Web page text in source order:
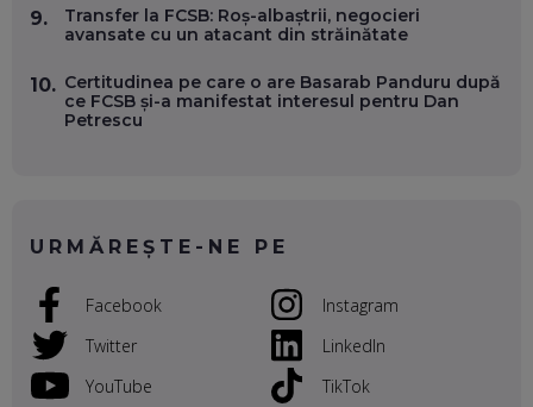
EP. 54
VALENTIN VANCEA, CEO AL PATRIA BANK: AUTOMATIZĂM
PROCESE, DAR CE FACEM CÂND PICĂ BAZA DE DATE, LA
INSTITUȚIILE STATULUI?
EP. 53
EP. 52
ROBERT GRAUR, FOMO: SPEAKERUL PE SCENĂ, INVITATUL
ÎN SALĂ, DAR ÎNVĂȚĂM UNII DE LA CEILALȚI. VIN JASON
DERULO, STEVEN BARTLETT ȘI ALȚI PESTE 60 DE
EP. 51
9.
Transfer la FCSB: Roș-albaștrii, negocieri
avansate cu un atacant din străinătate
10. Certitudinea pe care o are Basarab Panduru după
ce FCSB și-a manifestat interesul pentru Dan
Petrescu
URMĂREȘTE-NE PE
Facebook
Twitter
YouTube
Instagram
LinkedIn
TikTok